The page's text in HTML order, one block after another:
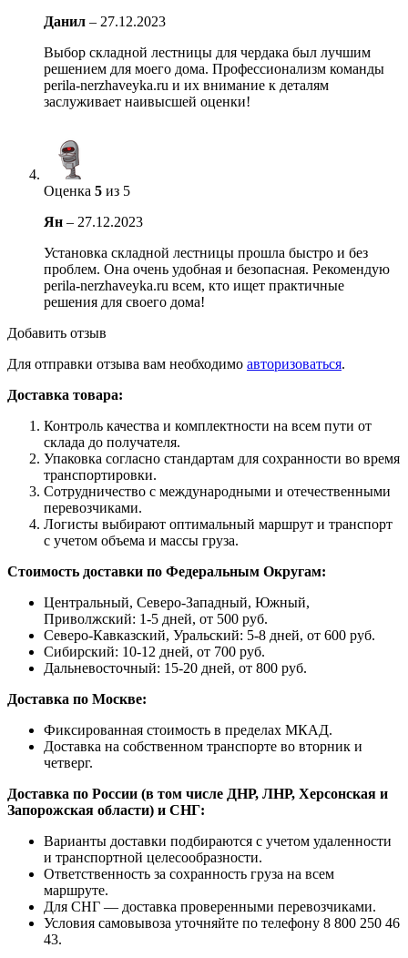
Данил – 27.12.2023
Выбор складной лестницы для чердака был лучшим
решением для моего дома. Профессионализм команды
perila-nerzhaveyka.ru и их внимание к деталям
заслуживает наивысшей оценки!
Оценка 5 из 5
Ян – 27.12.2023
Установка складной лестницы прошла быстро и без
проблем. Она очень удобная и безопасная. Рекомендую
perila-nerzhaveyka.ru всем, кто ищет практичные
решения для своего дома!
Добавить отзыв
Для отправки отзыва вам необходимо авторизоваться.
Доставка товара:
Контроль качества и комплектности на всем пути от
склада до получателя.
Упаковка согласно стандартам для сохранности во время
транспортировки.
Сотрудничество с международными и отечественными
перевозчиками.
Логисты выбирают оптимальный маршрут и транспорт
с учетом объема и массы груза.
Стоимость доставки по Федеральным Округам:
Центральный, Северо-Западный, Южный,
Приволжский: 1-5 дней, от 500 руб.
Северо-Кавказский, Уральский: 5-8 дней, от 600 руб.
Сибирский: 10-12 дней, от 700 руб.
Дальневосточный: 15-20 дней, от 800 руб.
Доставка по Москве:
Фиксированная стоимость в пределах МКАД.
Доставка на собственном транспорте во вторник и
четверг.
Доставка по России (в том числе ДНР, ЛНР, Херсонская и
Запорожская области) и СНГ:
Варианты доставки подбираются с учетом удаленности
и транспортной целесообразности.
Ответственность за сохранность груза на всем
маршруте.
Для СНГ — доставка проверенными перевозчиками.
Условия самовывоза уточняйте по телефону 8 800 250 46
43.